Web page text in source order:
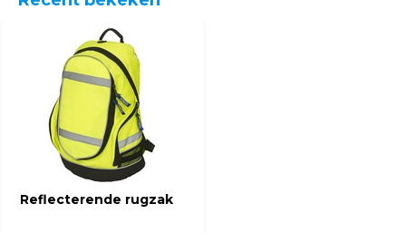
Reflecterende rugzak